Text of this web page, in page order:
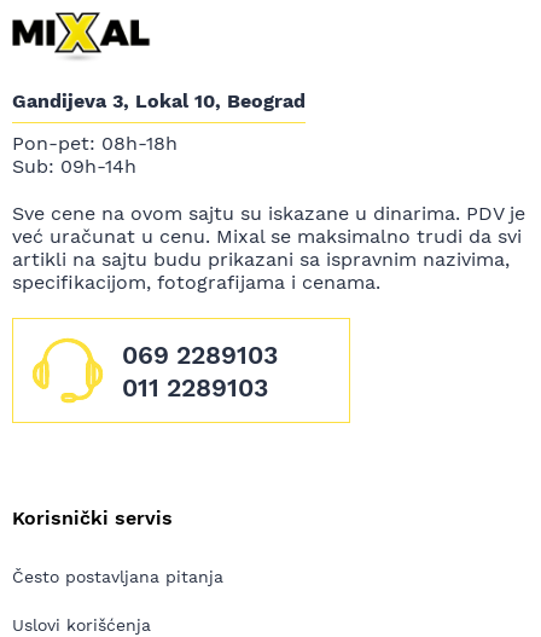
Gandijeva 3, Lokal 10, Beograd
Pon-pet: 08h-18h
Sub: 09h-14h
Sve cene na ovom sajtu su iskazane u dinarima. PDV je
već uračunat u cenu. Mixal se maksimalno trudi da svi
artikli na sajtu budu prikazani sa ispravnim nazivima,
specifikacijom, fotografijama i cenama.
069 2289103
011 2289103
Korisnički servis
Često postavljana pitanja
Uslovi korišćenja